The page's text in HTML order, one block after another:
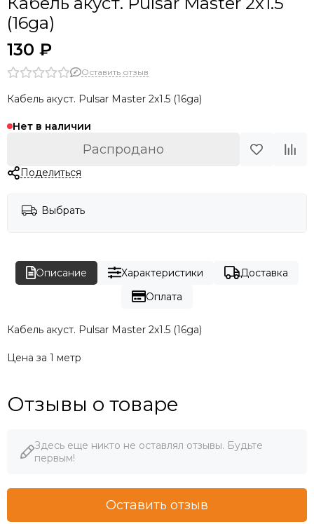
(16ga)
130 ₽
Оставить отзыв
Кабель акуст. Pulsar Master 2x1.5 (16ga)
Нет в наличии
Распродано
Поделиться
Выбрать
Описание Характеристики
Доставка
Оплата
Кабель акуст. Pulsar Master 2x1.5 (16ga)
Цена за 1 метр
Отзывы о товаре
Здесь еще никто не оставлял отзывы. Будьте
первым!
Оставить отзыв